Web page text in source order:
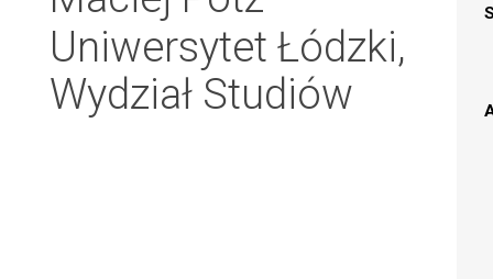
Uniwersytet Łódzki,
Wydział Studiów